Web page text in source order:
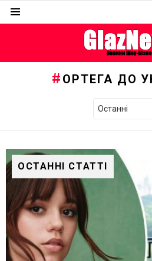
ОРТЕГА ДО
ОСТАННІ СТАТТІ